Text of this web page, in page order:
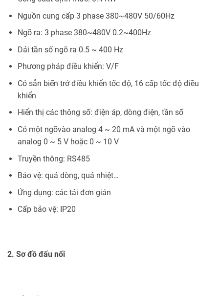
Nguồn cung cấp 3 phase 380~480V 50/60Hz
Ngõ ra: 3 phase 380~480V 0.2~400Hz
Dải tần số ngõ ra 0.5 ~ 400 Hz
Phương pháp điều khiển: V/F
Có sẵn biến trở điều khiển tốc độ, 16 cấp tốc độ điều
khiển
Hiển thị các thông số: điện áp, dòng điện, tần số
Có một ngõvào analog 4 ~ 20 mA và một ngõ vào
analog 0 ~ 5 V hoặc 0 ~ 10 V
Truyền thông: RS485
Bảo vệ: quá dòng, quá nhiệt…
Ứng dụng: các tải đơn giản
Cấp bảo vệ: IP20
2. Sơ đồ đấu nối